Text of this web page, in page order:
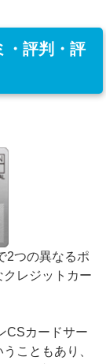
・評判・評
2つの異なるポ
レジットカー
CSカードサー
こともあり、